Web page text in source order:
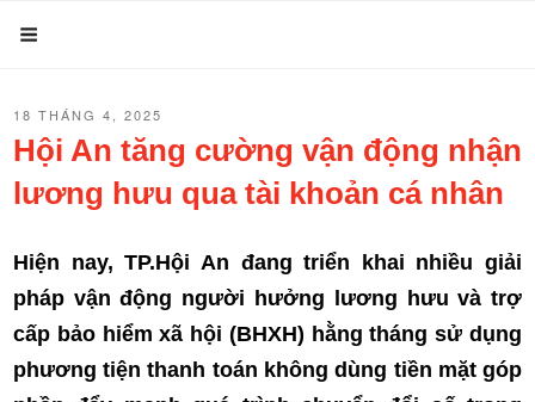
đến
nội
dung
ĐĂNG
TRONG
18 THÁNG 4, 2025
Hội An tăng cường vận động nhận
lương hưu qua tài khoản cá nhân
Hiện nay, TP.Hội An đang triển khai nhiều giải
pháp vận động người hưởng lương hưu và trợ
cấp bảo hiểm xã hội (BHXH) hằng tháng sử dụng
phương tiện thanh toán không dùng tiền mặt góp